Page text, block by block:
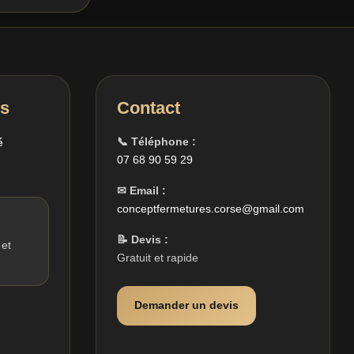
Contact
📞 Téléphone :
07 68 90 59 29
✉ Email :
conceptfermetures.corse@gmail.com
📝 Devis :
Gratuit et rapide
Demander un devis